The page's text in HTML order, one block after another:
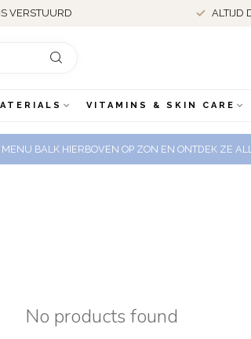
VERSTUURD ALTIJD
VITAMINS & SKIN CARE
MENU BALK HIERBOVEN OP ZON EN ONTDEK ZE
No products found